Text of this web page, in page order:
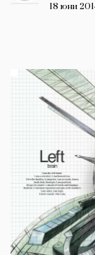
Книги
1970
Гурме
18 юни